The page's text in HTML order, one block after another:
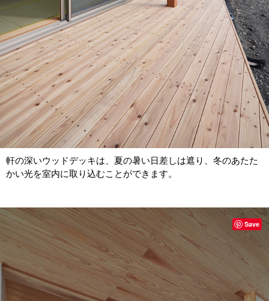
軒の深いウッドデッキは、夏の暑い日差しは遮り、冬のあたた
かい光を室内に取り込むことができます。
Save